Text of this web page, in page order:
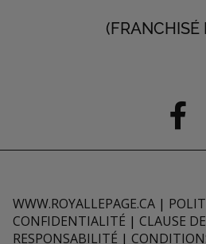
(FRANCHISÉ
WWW.ROYALLEPAGE.CA |
CONFIDENTIALITÉ | CLAUSE
RESPONSABILITÉ |